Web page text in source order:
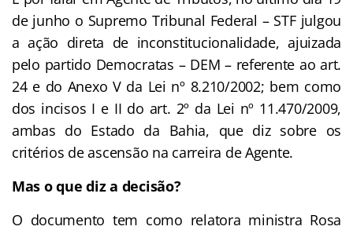
de junho o Supremo Tribunal Federal – STF julgou
a ação direta de inconstitucionalidade, ajuizada
pelo partido Democratas – DEM – referente ao art.
24 e do Anexo V da Lei nº 8.210/2002; bem como
dos incisos I e II do art. 2º da Lei nº 11.470/2009,
ambas do Estado da Bahia, que diz sobre os
critérios de ascensão na carreira de Agente.
Mas o que diz a decisão?
O documento tem como relatora ministra Rosa